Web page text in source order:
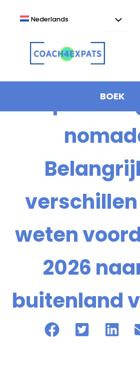
Nederlands
BOEK
Expat of
weten
2026
buitenland